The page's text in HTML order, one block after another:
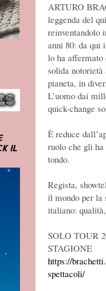
ARTURO
leggenda del
reinventandolo
anni 80: da qui
lo ha
solida
pianeta, in
L’uomo dai
quick-change
È reduce
ruolo che gli
tondo.
Regista,
il mondo per la
italiano:
SOLO TOUR
STAGIONE
https://
spettacoli/
IL